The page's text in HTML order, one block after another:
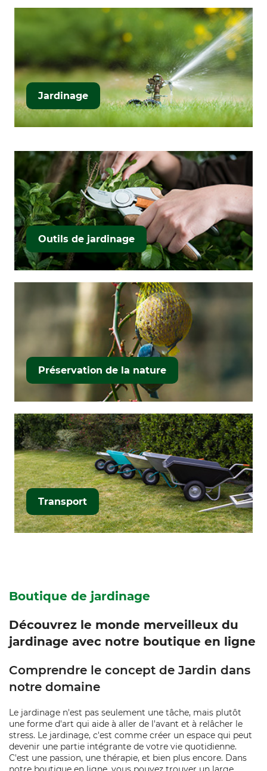
Jardinage
Outils de jardinage
Préservation de la nature
Transport
Boutique de jardinage
Découvrez le monde merveilleux du
jardinage avec notre boutique en ligne
Comprendre le concept de Jardin dans
notre domaine
Le jardinage n'est pas seulement une tâche, mais plutôt
une forme d'art qui aide à aller de l'avant et à relâcher le
stress. Le jardinage, c'est comme créer un espace qui peut
devenir une partie intégrante de votre vie quotidienne.
C'est une passion, une thérapie, et bien plus encore. Dans